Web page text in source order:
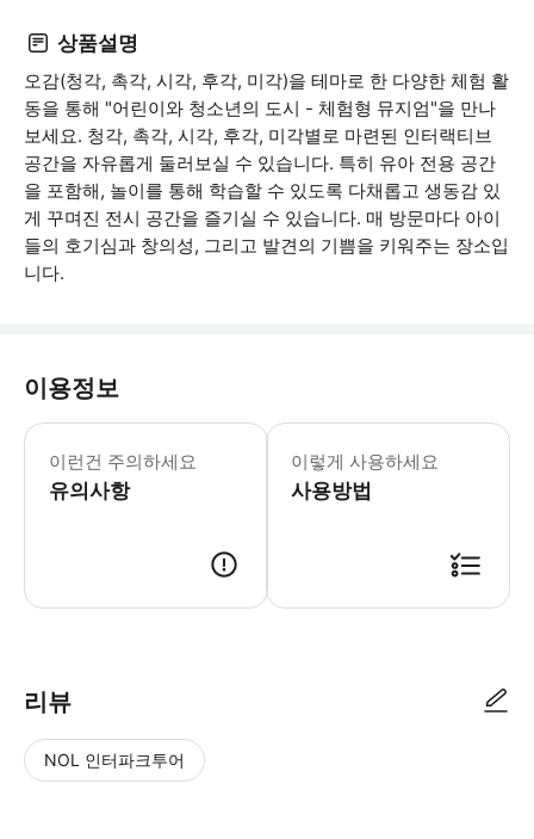
상품설명
오감(청각, 촉각, 시각, 후각, 미각)을 테마로 한 다양한 체험 활
동을 통해 "어린이와 청소년의 도시 - 체험형 뮤지엄"을 만나
보세요. 청각, 촉각, 시각, 후각, 미각별로 마련된 인터랙티브
공간을 자유롭게 둘러보실 수 있습니다. 특히 유아 전용 공간
을 포함해, 놀이를 통해 학습할 수 있도록 다채롭고 생동감 있
게 꾸며진 전시 공간을 즐기실 수 있습니다. 매 방문마다 아이
들의 호기심과 창의성, 그리고 발견의 기쁨을 키워주는 장소입
니다.
이용정보
이런건 주의하세요
유의사항
어린이 규정: - 2세 미만 어린이는 무
이렇게 사용하세요
사용방법
리뷰
NOL 인터파크투어